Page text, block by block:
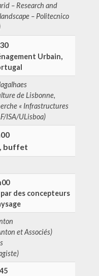
– Research and
– Politecnico
Urbain,
de Lisbonne,
« Infrastructures
ISA/ULisboa)
buffet
des concepteurs
et Associés)